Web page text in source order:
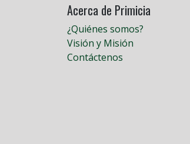
Acerca de Primicia
¿Quiénes somos?
Visión y Misión
Contáctenos